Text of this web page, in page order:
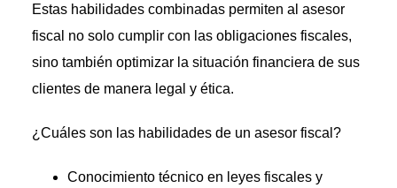
Estas habilidades combinadas permiten al asesor
fiscal no solo cumplir con las obligaciones fiscales,
sino también optimizar la situación financiera de sus
clientes de manera legal y ética.
¿Cuáles son las habilidades de un asesor fiscal?
Conocimiento técnico en leyes fiscales y